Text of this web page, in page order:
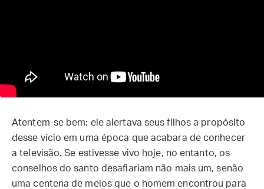
Atentem-se bem: ele alertava seus filhos a propósito
desse vício em uma época que acabara de conhecer
a televisão. Se estivesse vivo hoje, no entanto, os
conselhos do santo desafiariam não mais um, senão
uma centena de meios que o homem encontrou para